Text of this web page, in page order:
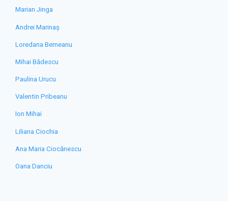
Marian Jinga
Andrei Marinaș
Loredana Berneanu
Mihai Bădescu
Paulina Urucu
Valentin Pribeanu
Ion Mihai
Liliana Ciochia
Ana Maria Ciocănescu
Oana Danciu